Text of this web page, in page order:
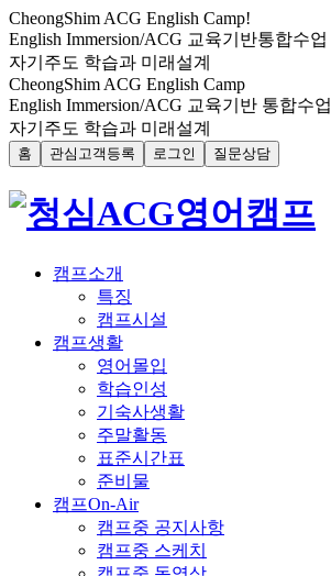
CheongShim ACG English Camp!
English Immersion/ACG 교육기반통합수업
자기주도 학습과 미래설계
CheongShim ACG English Camp
English Immersion/ACG 교육기반 통합수업
자기주도 학습과 미래설계
홈 관심고객등록 로그인 질문상담
캠프소개
특징
캠프시설
캠프생활
영어몰입
학습인성
기숙사생활
주말활동
표준시간표
준비물
캠프On-Air
캠프중 공지사항
캠프중 스케치